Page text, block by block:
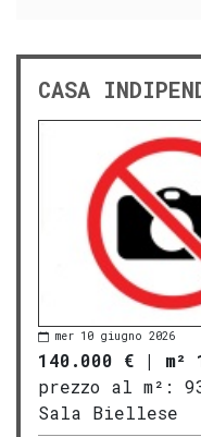
CASA
mer 10 giugno 2026
140.000 € | m²
prezzo al m²:
Sala Biellese